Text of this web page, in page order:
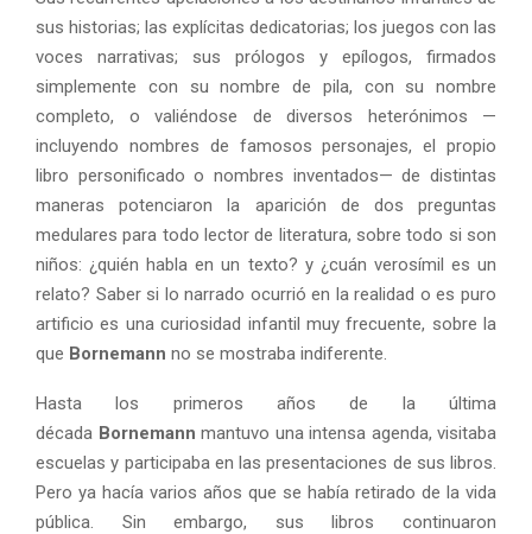
sus historias; las explícitas dedicatorias; los juegos con las
voces narrativas; sus prólogos y epílogos, firmados
simplemente con su nombre de pila, con su nombre
completo, o valiéndose de diversos heterónimos —
incluyendo nombres de famosos personajes, el propio
libro personificado o nombres inventados— de distintas
maneras potenciaron la aparición de dos preguntas
medulares para todo lector de literatura, sobre todo si son
niños: ¿quién habla en un texto? y ¿cuán verosímil es un
relato? Saber si lo narrado ocurrió en la realidad o es puro
artificio es una curiosidad infantil muy frecuente, sobre la
que Bornemann no se mostraba indiferente.
Hasta los primeros años de la última
década Bornemann mantuvo una intensa agenda, visitaba
escuelas y participaba en las presentaciones de sus libros.
Pero ya hacía varios años que se había retirado de la vida
pública. Sin embargo, sus libros continuaron